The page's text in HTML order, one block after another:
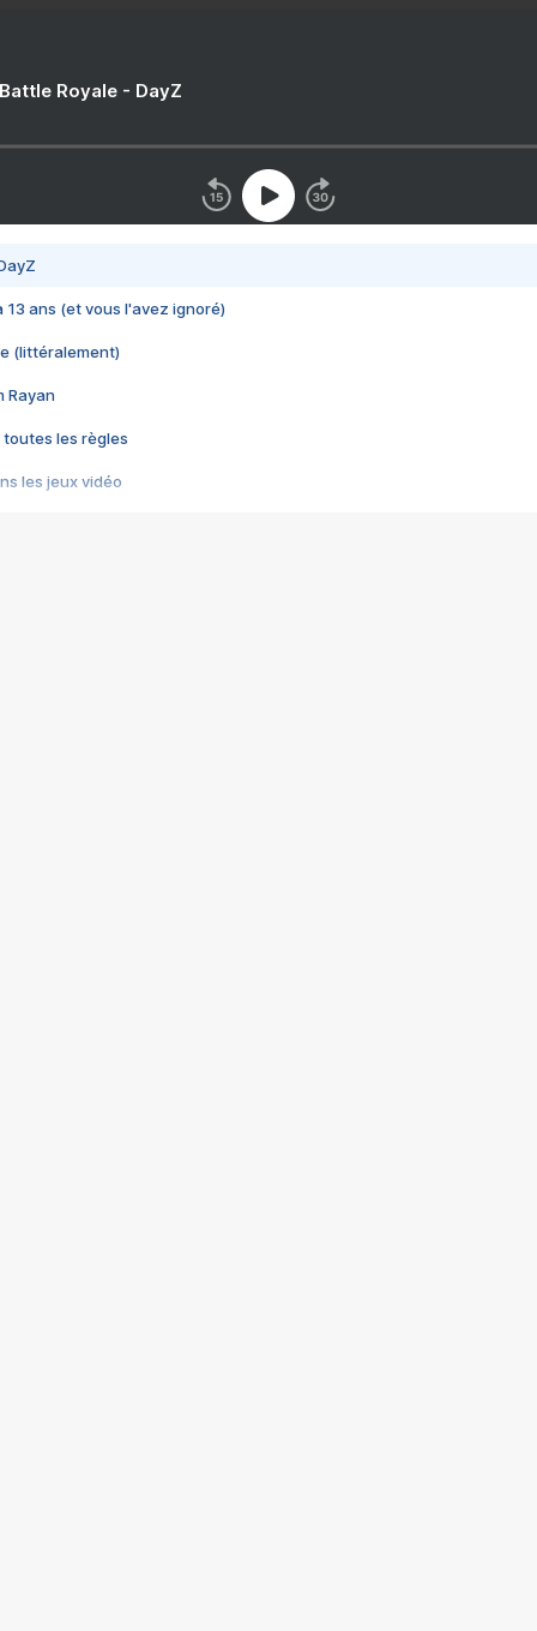
Royale - DayZ
13 ans (et vous l'avez ignoré)
(littéralement)
Rayan
toutes les règles
les jeux vidéo